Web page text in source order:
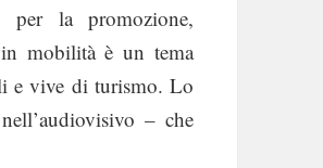
per la promozione,
mobilità è un tema
e vive di turismo. Lo
– che